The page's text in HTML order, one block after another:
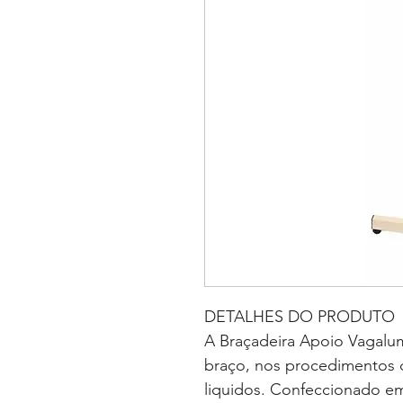
DETALHES DO PRODUTO
A Braçadeira Apoio
braço, nos procedimentos
liquidos. Confeccionado